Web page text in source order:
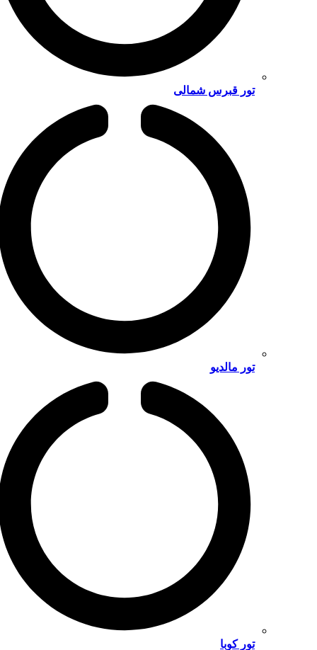
تور قبرس شمالی
تور مالدیو
تور کوبا